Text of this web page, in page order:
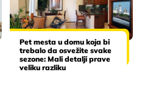
Pet mesta u domu koja bi
trebalo da osvežite svake
sezone: Mali detalji prave
veliku razliku